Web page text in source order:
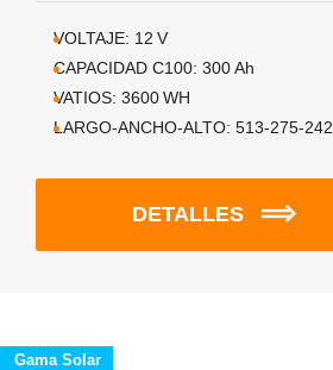
VOLTAJE: 12 V
CAPACIDAD C100: 300Ah
VATIOS: 3600WH
LARGO-ANCHO-ALTO: 513-275-242
DETALLES
Gama Solar